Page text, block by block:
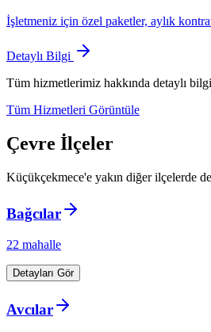
İşletmeniz için özel paketler, aylık
Detaylı Bilgi
Tüm hizmetlerimiz hakkında detaylı
Tüm Hizmetleri Görüntüle
Çevre İlçeler
Küçükçekmece'e yakın diğer ilçelerde
Bağcılar
22 mahalle
Detayları Gör
Avcılar